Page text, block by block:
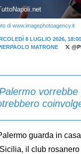
di www.imagephotoagency.it
8 LUGLIO 2026, 18:00
MATRONE
Palermo guarda in
il club